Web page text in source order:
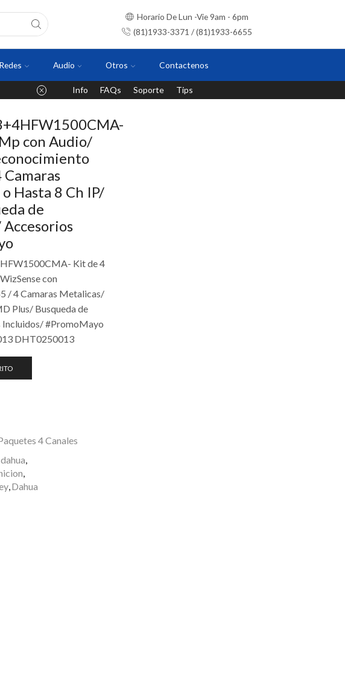
Horario De Lun -Vie 9am - 6pm
(81)1933-3371 / (81)1933-6655
Redes Audio Otros Contactenos
Info FAQs Soporte Tips
con Audio/
Hasta 8 Ch IP/
de
Kit de 4
con
/ 4 Camaras Metalicas/
Plus/ Busqueda de
Incluidos/ #PromoMayo
DHT0250013
4 Canales
,
,
,Dahua